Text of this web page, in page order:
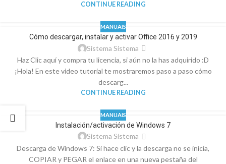
CONTINUE READING
MANUAIS
Cómo descargar, instalar y activar Office 2016 y 2019
Sistema Sistema
Haz Clic aquí y compra tu licencia, si aún no la has adquirido :D
¡Hola! En este video tutorial te mostraremos paso a paso cómo
descarg...
CONTINUE READING
MANUAIS
Instalación/activación de Windows 7
Sistema Sistema
Descarga de Windows 7: Si hace clic y la descarga no se inicia,
COPIAR y PEGAR el enlace en una nueva pestaña del